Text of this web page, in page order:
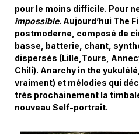
pour le moins difficile. Pour
impossible. Aujourd’hui The
postmoderne, composé de
basse, batterie, chant,
dispersés (Lille,Tours,
Chili). Anarchy in the
vraiment) et mélodies qui
très prochainement la
nouveau Self-portrait.